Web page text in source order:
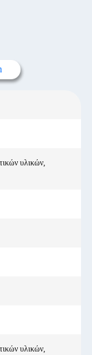
υλικών,
υλικών,